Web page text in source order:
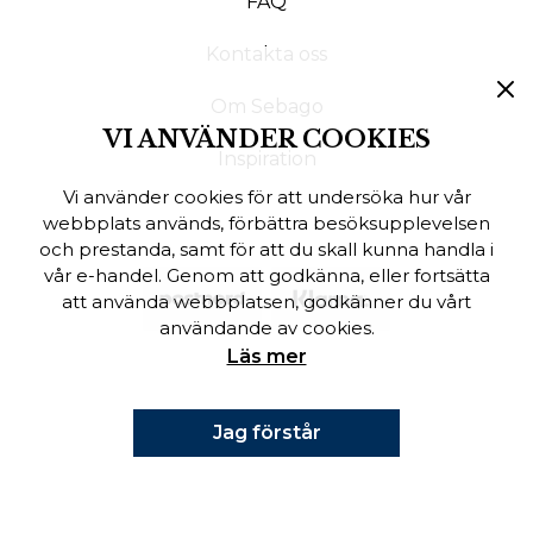
Kontakta oss
Om Sebago
Inspiration
VI ANVÄNDER COOKIES
Vi använder cookies för att undersöka hur vår
webbplats används, förbättra besöksupplevelsen
och prestanda, samt för att du skall kunna handla i
vår e-handel. Genom att godkänna, eller fortsätta
att använda webbplatsen, godkänner du vårt
användande av cookies.
Läs mer
Jag förstår